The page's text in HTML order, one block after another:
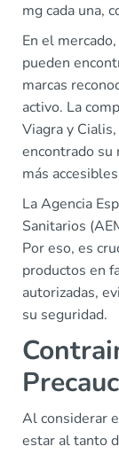
mg cada una,
En el
pueden
marcas
activo. La
Viagra y
encontrado su
más
La Agencia
Sanitarios
Por eso, es
productos en
autorizadas,
su seguridad.
Al considerar
estar al tanto